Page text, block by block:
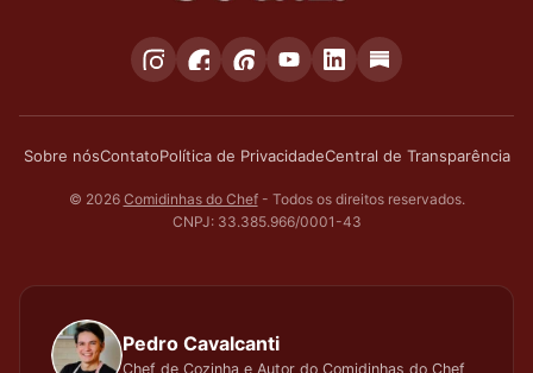
Sobre nósContatoPolítica de PrivacidadeCentral de Transparência
© 2026 Comidinhas do Chef- Todos os direitos reservados.
CNPJ: 33.385.966/0001-43
Pedro Cavalcanti
Chef de Cozinha e Autor do Comidinhas do Chef